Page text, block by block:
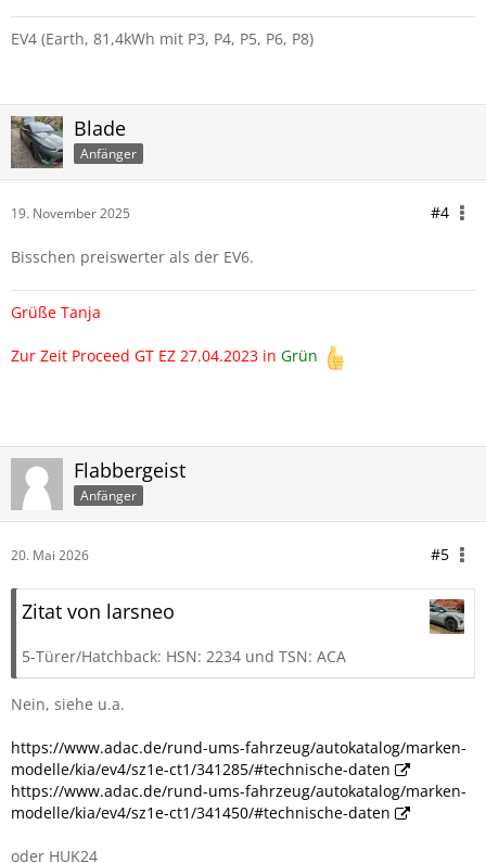
EV4 (Earth, 81,4kWh mit P3, P4, P5, P6, P8)
Blade
Anfänger
19. November 2025 #4
Bisschen preiswerter als der EV6.
Grüße Tanja
Zur Zeit Proceed GT EZ 27.04.2023 in Grün
Flabbergeist
Anfänger
20. Mai 2026 #5
Zitat von larsneo
5-Türer/Hatchback: HSN: 2234 und TSN: ACA
Nein, siehe u.a.
https://www.adac.de/rund-ums-fahrzeug/autokatalog/marken-
modelle/kia/ev4/sz1e-ct1/341285/#technische-daten
https://www.adac.de/rund-ums-fahrzeug/autokatalog/marken-
modelle/kia/ev4/sz1e-ct1/341450/#technische-daten
oder HUK24